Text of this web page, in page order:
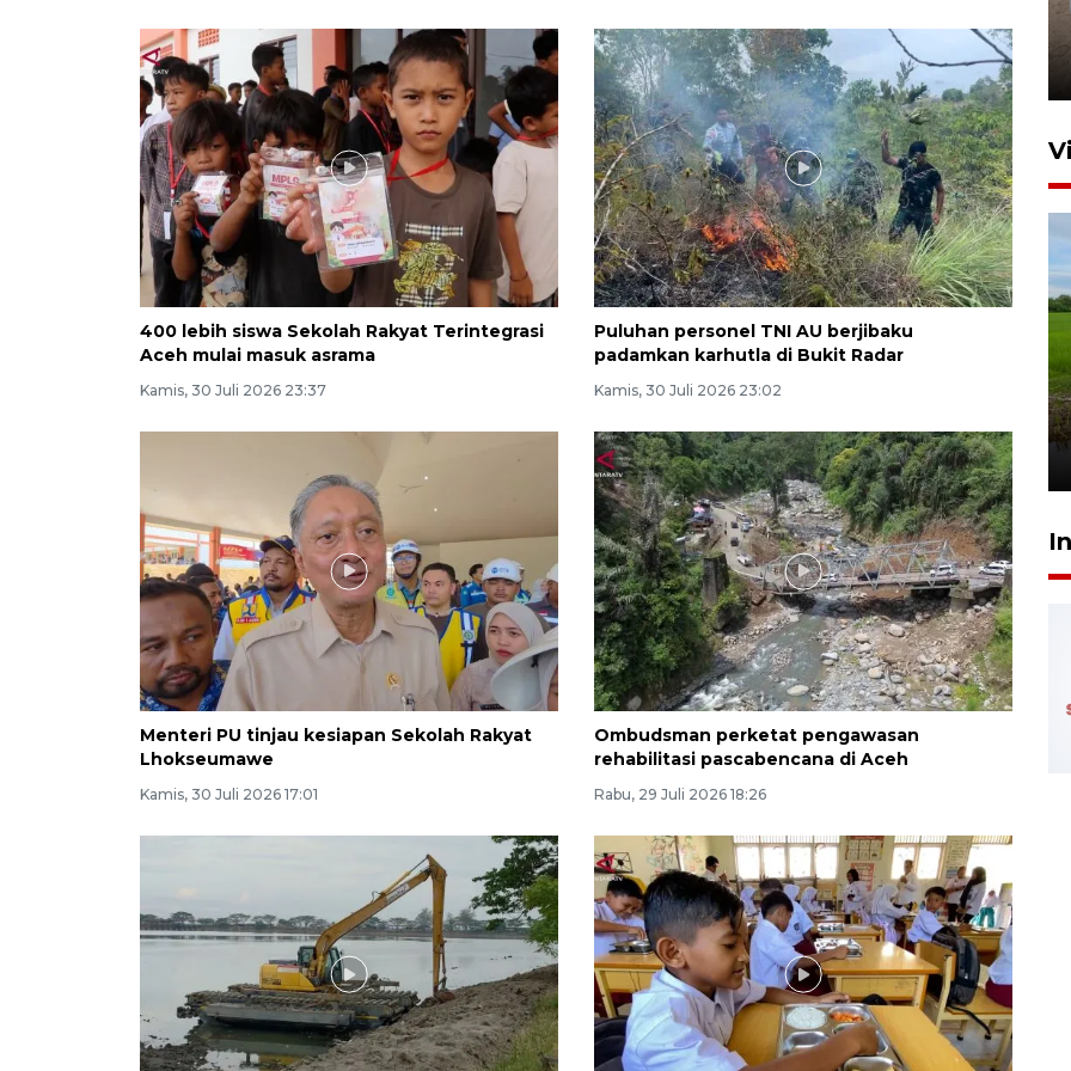
400 lebih siswa Sekolah Rakyat Terintegrasi
Aceh mulai masuk asrama
Kamis, 30 Juli 2026 23:37
Puluhan personel TNI AU berjibaku
padamkan karhutla di Bukit Radar
Kamis, 30 Juli 2026 23:02
Menteri PU tinjau kesiapan Sekolah Rakyat
Lhokseumawe
Kamis, 30 Juli 2026 17:01
Ombudsman perketat pengawasan
rehabilitasi pascabencana di Aceh
Rabu, 29 Juli 2026 18:26
Sabang meningkat
2 Juni 2026 10:33
Kepolisian latih siswa Sekolah
Rakyat Lhokseumawe
3 Agustus 2026 19:15